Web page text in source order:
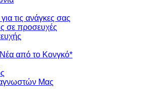
τις ανάγκες σας
σε προσευχές
Νέα από το Κονγκό*
Mας